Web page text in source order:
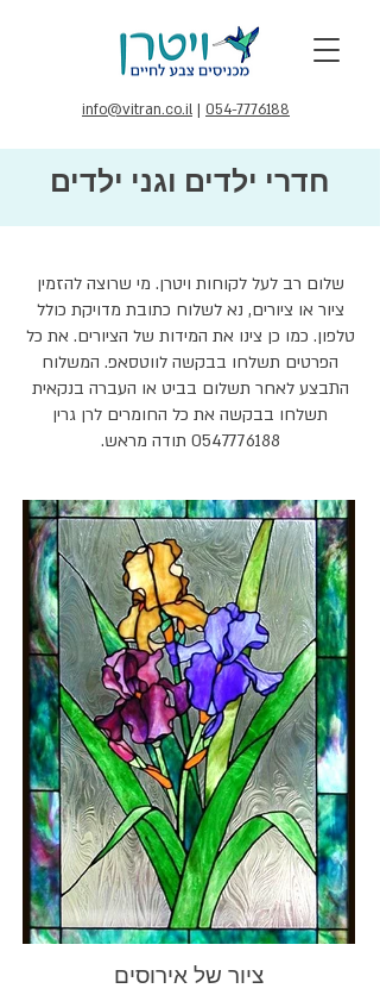
info@vitran.co.il | 054-7776188
חדרי ילדים וגני ילדים
שלום רב לעל לקוחות ויטרן. מי שרוצה להזמין
ציור או ציורים, נא לשלוח כתובת מדויקת כולל
טלפון. כמו כן צינו את המידות של הציורים. את כל
הפרטים תשלחו בבקשה לווטסאפ. המשלוח
התבצע לאחר תשלום בביט או העברה בנקאית
תשלחו בבקשה את כל החומרים לרן גרין
0547776188 תודה מראש.
ציור של אירוסים